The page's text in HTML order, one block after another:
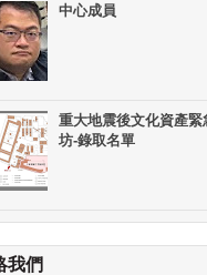
中心成員
重大地震後文化資產緊
坊-錄取名單
我們